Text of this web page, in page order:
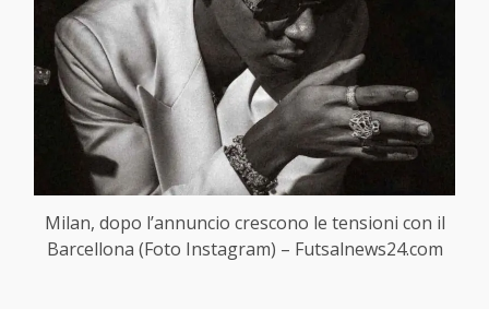
Milan, dopo l’annuncio crescono le tensioni con il
Barcellona (Foto Instagram) – Futsalnews24.com